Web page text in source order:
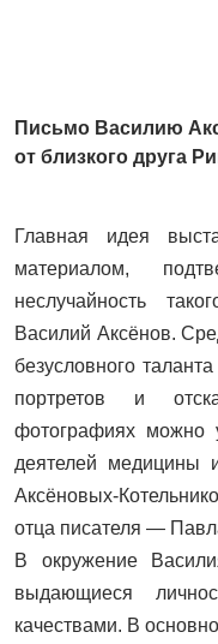
Письмо Василию
от близкого друга
Главная идея
материалом,
неслучайность
Василий Аксёнов.
безусловного
портретов и
фотографиях можно
деятелей медицины
Аксёновых-
отца писателя —
В окружение
выдающиеся
качествами. В